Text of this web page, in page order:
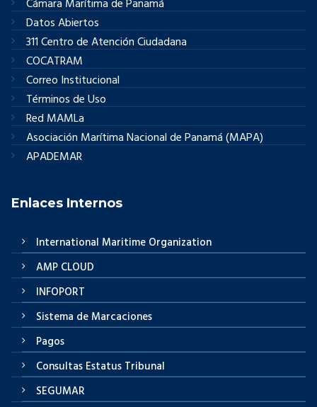
Cámara Marítima de Panamá
Datos Abiertos
311 Centro de Atención Ciudadana
COCATRAM
Correo Institucional
Términos de Uso
Red MAMLa
Asociación Marítima Nacional de Panamá (MAPA)
APADEMAR
Enlaces Internos
International Maritime Organization
AMP CLOUD
INFOPORT
Sistema de Marcaciones
Pagos
Consultas Estatus Tribunal
SEGUMAR